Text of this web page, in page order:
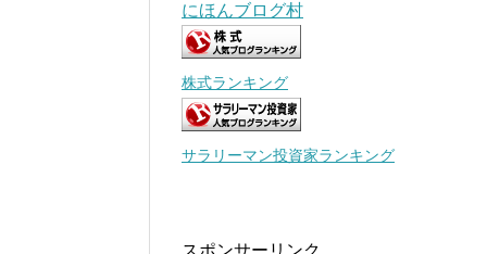
にほんブログ村
株式ランキング
サラリーマン投資家ランキング